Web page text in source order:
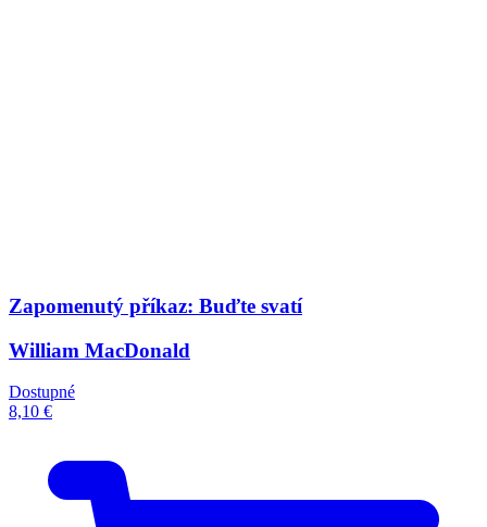
Zapomenutý příkaz: Buďte svatí
William MacDonald
Dostupné
8,10 €